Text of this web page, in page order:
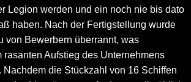
Legion werden und ein noch nie bis dato
haben. Nach der Fertigstellung wurde
von Bewerbern überrannt, was
rasanten Aufstieg des Unternehmens
Nachdem die Stückzahl von 16 Schiffen